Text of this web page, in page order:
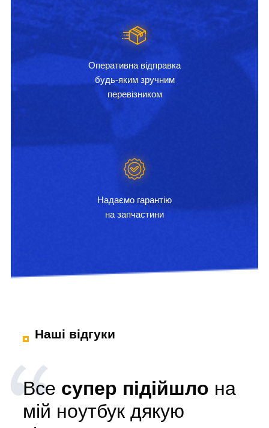
Оперативна відправка
будь-яким зручним
перевізником
Надаємо гарантію
на запчастини
Наші відгуки
Все супер підійшло на
мій ноутбук дякую